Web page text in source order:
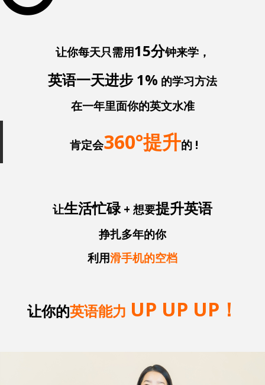
让你每天只需用15分钟来学，
英语一天进步 1% 的学习方法
在一年里面你的英文水准
肯定会360°提升的 !
让生活忙碌+ 想要提升英语
挣扎多年的你
利用滑手机的空档
让你的英语能力 UP UP UP！